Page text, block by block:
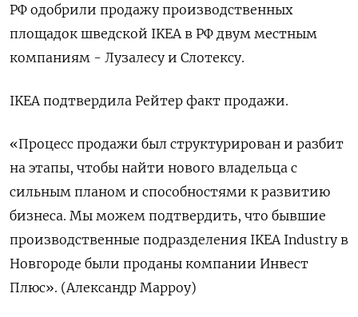
РФ одобрили продажу производственных
площадок шведской IKEA в РФ двум местным
компаниям - Лузалесу и Слотексу.
IKEA подтвердила Рейтер факт продажи.
«Процесс продажи был структурирован и разбит
на этапы, чтобы найти нового владельца с
сильным планом и способностями к развитию
бизнеса. Мы можем подтвердить, что бывшие
производственные подразделения IKEA Industry в
Новгороде были проданы компании Инвест
Плюс». (Александр Марроу)